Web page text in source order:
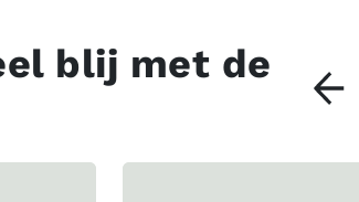
blij met de